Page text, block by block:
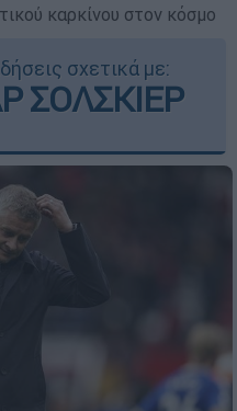
καρκίνου στον κόσμο
σχετικά με:
ΣΟΛΣΚΙΕΡ